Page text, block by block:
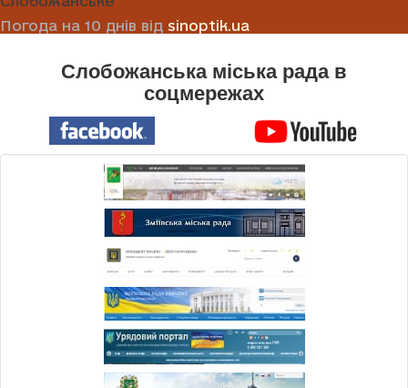
Погода на 10 днів від sinoptik.ua
Слобожанська міська рада в
соцмережах